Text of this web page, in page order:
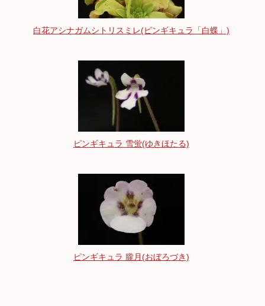
白花アシナガムシトリスミレ(ピンギキュラ「白蝶」)
ピンギキュラ 雪蛍(ゆきほたる)
ピンギキュラ 朧月(おぼろづき)